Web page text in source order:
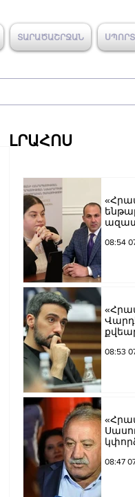
ՏԱՐԱԾԱՇՐՋԱՆ ՍՊՈՐՏ
ԼՐԱՀՈՍ
«ցար
08:54
08:53
08:47